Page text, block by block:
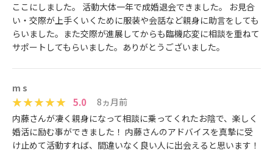
ここにしました。 活動大体一年で成婚退会できました。 お見合
い・交際が上手くいくために服装や会話など親身に助言をしても
らいました。また交際が進展してからも臨機応変に相談を重ねて
サポートしてもらいました。ありがとうございました。
m s
5.0
8ヵ月前
内藤さんが凄く親身になって相談に乗ってくれたお陰で、楽しく
婚活に励む事ができました！ 内藤さんのアドバイスを真摯に受
け止めて活動すれば、間違いなく良い人に出会えると思います！